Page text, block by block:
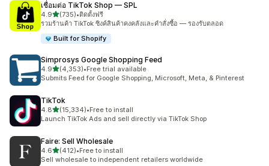
เชื่อมต่อ TikTok Shop — SPL
4.9เต็ม 5 ดาว
(735)
ทั้งหมด 735 รีวิว
•ติดตั้งฟรี
รวมร้านค้า TikTok ซิงค์สินค้าคงคลังและคำสั่งซื้อ — รองรับตลอด
Built for Shopify
Simprosys Google Shopping Feed
4.9เต็ม 5 ดาว
(4,353)
ทั้งหมด 4353 รีวิว
•Free trial available
Submits Feed for Google Shopping, Microsoft, Meta, & Pinterest
TikTok
4.8เต็ม 5 ดาว
(15,334)
ทั้งหมด 15334 รีวิว
•Free to install
Launch TikTok Ads and sell directly via TikTok Shop
Faire: Sell Wholesale
4.6เต็ม 5 ดาว
(412)
ทั้งหมด 412 รีวิว
•Free to install
Sell wholesale to independent retailers worldwide